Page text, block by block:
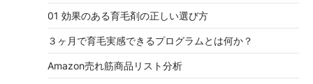
01 効果のある育毛剤の正しい選び方
３ヶ月で育毛実感できるプログラムとは何か？
Amazon売れ筋商品リスト分析